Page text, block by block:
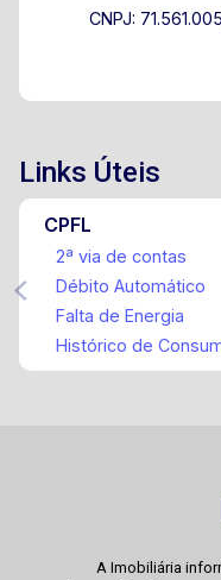
CNPJ:
Links Úteis
CPFL
2ª via de contas
Débito Automático
Falta de Energia
Histórico de
A Imobiliária